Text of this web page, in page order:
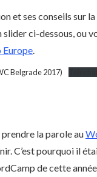
et ses conseils sur
ci-dessous, ou
.
Belgrade 2017)
prendre la parole au
C’est pourquoi il
de cette